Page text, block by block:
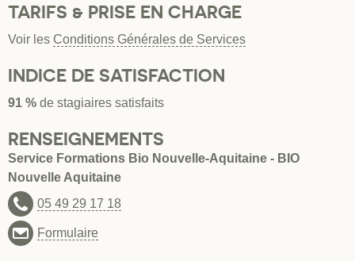
TARIFS & PRISE EN CHARGE
Voir les Conditions Générales de Services
INDICE DE SATISFACTION
91 % de stagiaires satisfaits
RENSEIGNEMENTS
Service Formations Bio Nouvelle-Aquitaine - BIO
Nouvelle Aquitaine
05 49 29 17 18
Formulaire